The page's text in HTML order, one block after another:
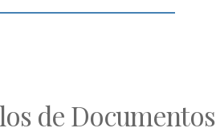
de Documentos